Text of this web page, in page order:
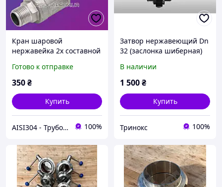
Кран шаровой
нержавейка 2х составной
304
Готово к отправке
350₴
Купить
AISI304 - Трубопроводная арматура и фитинг из нержавеющей стали 100%
Затвор нержавеющий Dn
32 (заслонка шиберная)
В наличии
1 500₴
Купить
Тринокс 100%